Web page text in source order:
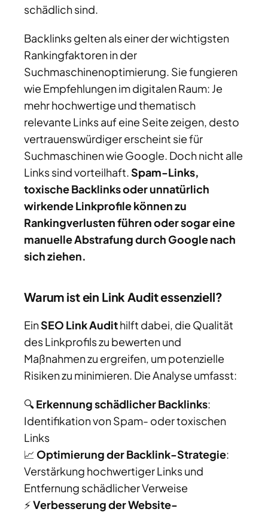
schädlich sind.
Backlinks gelten als einer der wichtigsten
Rankingfaktoren in der
Suchmaschinenoptimierung. Sie fungieren
wie Empfehlungen im digitalen Raum: Je
mehr hochwertige und thematisch
relevante Links auf eine Seite zeigen, desto
vertrauenswürdiger erscheint sie für
Suchmaschinen wie Google. Doch nicht alle
Links sind vorteilhaft.Spam-Links,
toxische Backlinks oder unnatürlich
wirkende Linkprofile können zu
Rankingverlusten führen oder sogar eine
manuelle Abstrafung durch Google nach
sich ziehen.
Warum ist ein Link Audit essenziell?
EinSEO Link Audithilft dabei, die Qualität
des Linkprofils zu bewerten und
Maßnahmen zu ergreifen, um potenzielle
Risiken zu minimieren. Die Analyse umfasst:
🔍Erkennung schädlicher Backlinks:
Identifikation von Spam- oder toxischen
Links
📈 Optimierung der Backlink-Strategie:
Verstärkung hochwertiger Links und
Entfernung schädlicher Verweise
⚡Verbesserung der Website-